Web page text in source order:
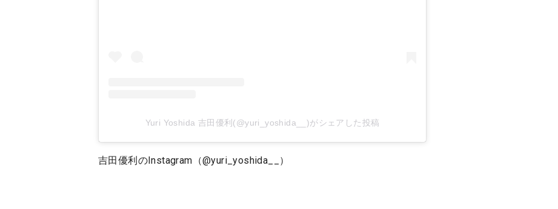
Yuri Yoshida 吉田優利(@yuri_yoshida__)がシェアした投稿
吉田優利のInstagram（@yuri_yoshida__）